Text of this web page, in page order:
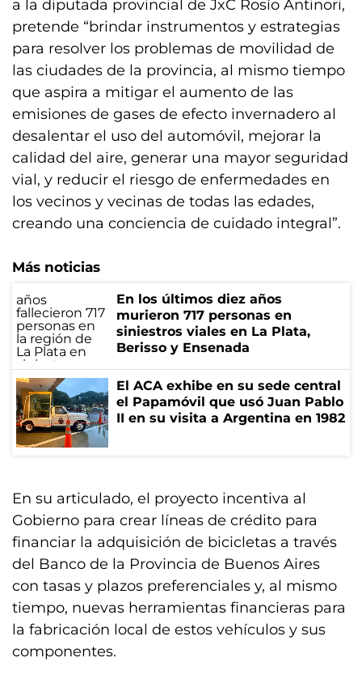
a la diputada provincial de JxC Rosío Antinori,
pretende “brindar instrumentos y estrategias
para resolver los problemas de movilidad de
las ciudades de la provincia, al mismo tiempo
que aspira a mitigar el aumento de las
emisiones de gases de efecto invernadero al
desalentar el uso del automóvil, mejorar la
calidad del aire, generar una mayor seguridad
vial, y reducir el riesgo de enfermedades en
los vecinos y vecinas de todas las edades,
creando una conciencia de cuidado integral”.
Más noticias
En los últimos diez años
murieron 717 personas en
siniestros viales en La Plata,
Berisso y Ensenada
El ACA exhibe en su sede central
el Papamóvil que usó Juan Pablo
II en su visita a Argentina en 1982
En su articulado, el proyecto incentiva al
Gobierno para crear líneas de crédito para
financiar la adquisición de bicicletas a través
del Banco de la Provincia de Buenos Aires
con tasas y plazos preferenciales y, al mismo
tiempo, nuevas herramientas financieras para
la fabricación local de estos vehículos y sus
componentes.